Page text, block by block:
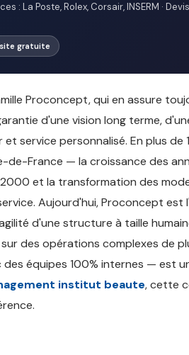
: La Poste, Rolex, Corsair, INSERM ·
gratuite
Proconcept, qui en assure
d'une vision long terme,
service personnalisé. En plus de
France — la croissance des
et la transformation des
Aujourd'hui, Proconcept est
d'une structure à taille
des opérations complexes de
équipes 100% internes — est
institut beaute, cette